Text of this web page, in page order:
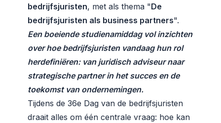
bedrijfsjuristen, met als thema "De
bedrijfsjuristen als business partners​".
Een boeiende studienamiddag vol inzichten
over hoe bedrijfsjuristen vandaag hun rol
herdefiniëren: van juridisch adviseur naar
strategische partner in het succes en de
toekomst van ondernemingen.
Tijdens de 36e Dag van de bedrijfsjuristen
draait alles om één centrale vraag: hoe kan